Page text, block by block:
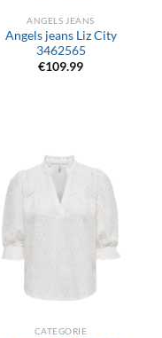
ANGELS JEANS
Angels jeans Liz City
3462565
€109.99
CATEGORIE